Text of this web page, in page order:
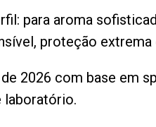
para aroma
proteção extrema
2026 com base em
laboratório.